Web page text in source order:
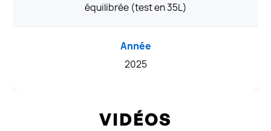
équilibrée (test en 35L)
Année
2025
VIDÉOS